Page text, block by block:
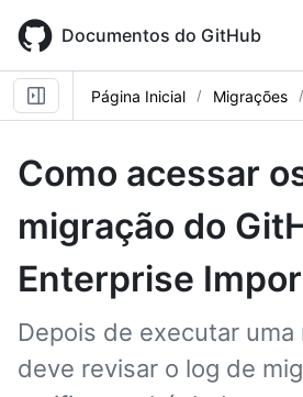
main
content
Documentos do GitHub
Página Inicial Migrações
Como acessar
migração do
Enterprise
Depois de executar uma
deve revisar o log de